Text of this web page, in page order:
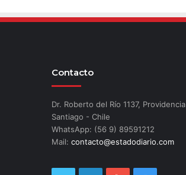
Contacto
Dr. Roberto del Río 1137, Providencia
Santiago - Chile
WhatsApp: (56 9) 89591212
Mail: contacto@estadodiario.com